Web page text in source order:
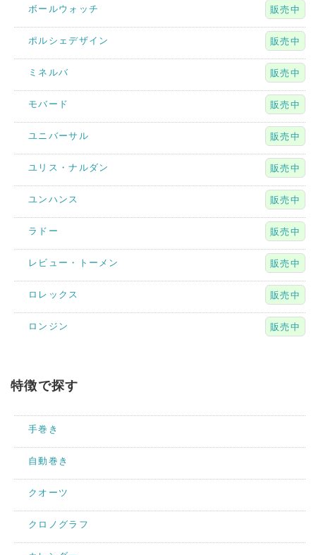
ボールウォッチ 販売中
ポルシェデザイン 販売中
ミネルバ 販売中
モバード 販売中
ユニバーサル 販売中
ユリス・ナルダン 販売中
ユンハンス 販売中
ラドー 販売中
レビュー・トーメン 販売中
ロレックス 販売中
ロンジン 販売中
特徴で探す
手巻き
自動巻き
クオーツ
クロノグラフ